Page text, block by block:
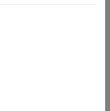
調節します。
回路では、入力の直流電
信号で指示すること